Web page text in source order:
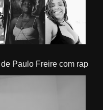
Paulo Freire com rap